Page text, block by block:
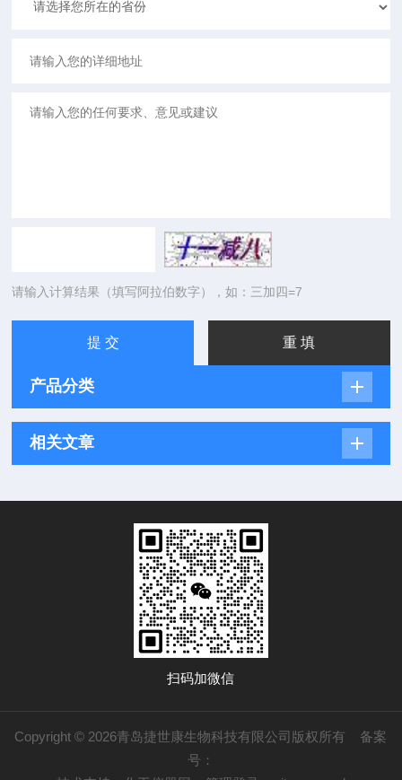
请输入计算结果（填写阿拉伯数字），如：三加四=7
产品分类
相关文章
扫码加微信
Copyright © 2026青岛捷世康生物科技有限公司版权所有 备案
号：